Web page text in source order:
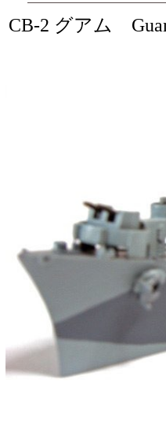
CB-2 グアム